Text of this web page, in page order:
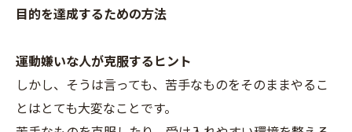
目的を達成するための方法
運動嫌いな人が克服するヒント
しかし、そうは言っても、苦手なものをそのままやるこ
とはとても大変なことです。